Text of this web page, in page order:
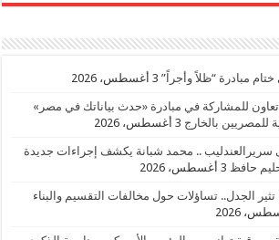
مبادرة “ظلاً وأجراً” 3 أغسطس، 2026
للمشاركة في مبادرة «حدث بياناتك في مصر»
للمصريين بالخارج 3 أغسطس، 2026
سريرالعندليب .. محمد شبانة يكشف إجراءات جديدة
حافظ 3 أغسطس، 2026
الجدل.. تساؤلات حول مخالفات التقسيم والبناء